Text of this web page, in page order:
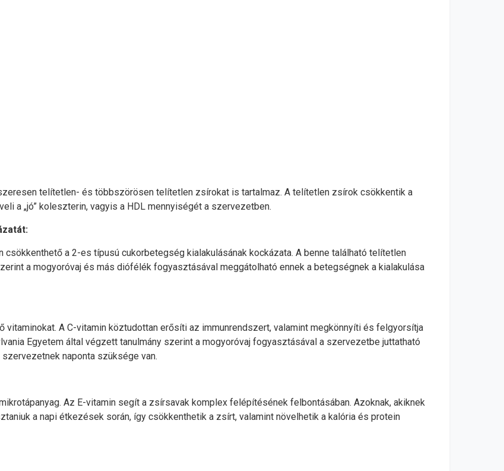
telítetlen- és többszörösen telítetlen zsírokat is tartalmaz. A telítetlen zsírok csökkentik a
a „jó” koleszterin, vagyis a HDL mennyiségét a szervezetben.
a 2-es típusú cukorbetegség kialakulásának kockázata. A benne található telítetlen
a mogyoróvaj és más diófélék fogyasztásával meggátolható ennek a betegségnek a kialakulása
vitaminokat. A C-vitamin köztudottan erősíti az immunrendszert, valamint megkönnyíti és felgyorsítja
Egyetem által végzett tanulmány szerint a mogyoróvaj fogyasztásával a szervezetbe juttatható
naponta szüksége van.
Az E-vitamin segít a zsírsavak komplex felépítésének felbontásában. Azoknak, akiknek
a napi étkezések során, így csökkenthetik a zsírt, valamint növelhetik a kalória és protein